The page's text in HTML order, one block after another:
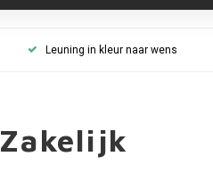
Leuning in kleur naar wens
Zakelijk